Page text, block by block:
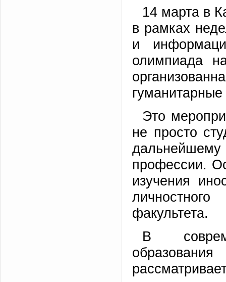
14 марта в
в рамках
и
олимпиада
гуманитарные
Это
не просто
профессии.
изучения
факультета.
В